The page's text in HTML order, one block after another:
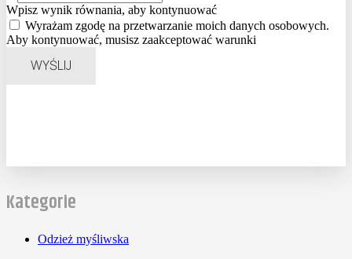
Wpisz wynik równania, aby kontynuować
Wyrażam zgodę na przetwarzanie moich danych osobowych.
Aby kontynuować, musisz zaakceptować warunki
WYŚLIJ
Kategorie
Odzież myśliwska